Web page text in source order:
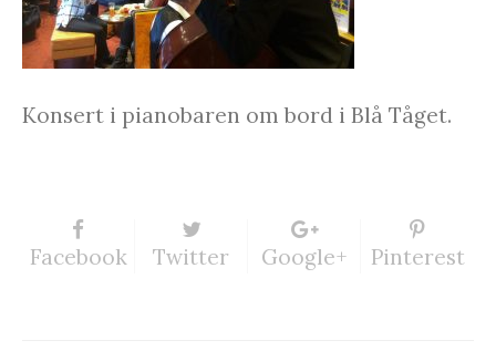
Konsert i pianobaren om bord i Blå Tåget.
Facebook Twitter Google+ Pinterest